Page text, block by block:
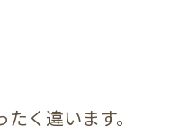
く違います。